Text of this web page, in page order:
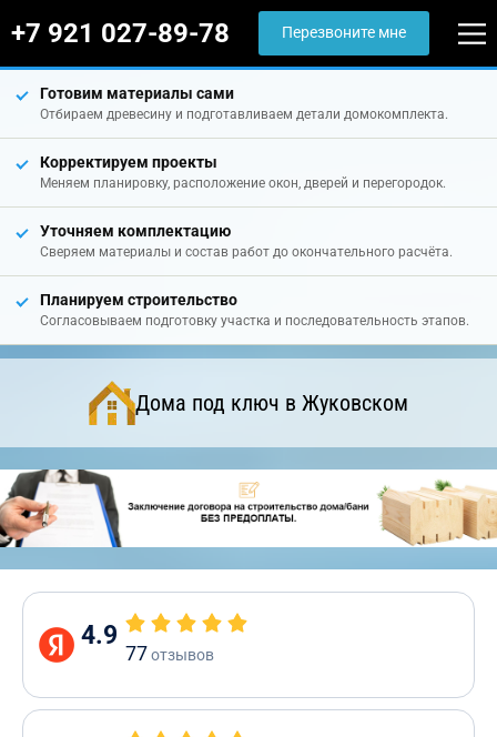
+7 921 027-89-78 Перезвоните мне
Готовим материалы сами
Отбираем древесину и подготавливаем детали домокомплекта.
Корректируем проекты
Меняем планировку, расположение окон, дверей и перегородок.
Уточняем комплектацию
Сверяем материалы и состав работ до окончательного расчёта.
Планируем строительство
Согласовываем подготовку участка и последовательность этапов.
Дома под ключ в Жуковском
4.9
77отзывов